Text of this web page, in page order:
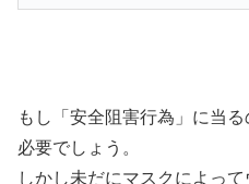
もし「安全阻害行為」に当
必要でしょう。
しかし未だにマスクによっ